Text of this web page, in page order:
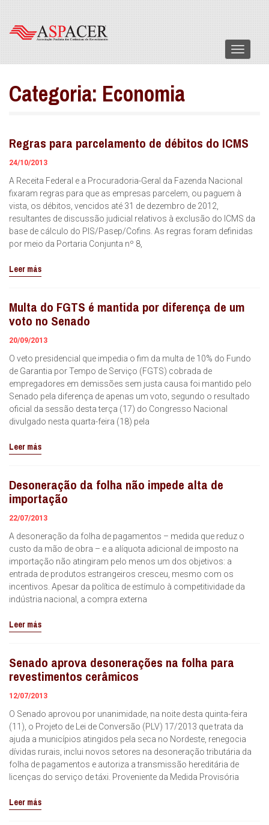
Menu
Categoria: Economia
Regras para parcelamento de débitos do ICMS
24/10/2013
A Receita Federal e a Procuradoria-Geral da Fazenda Nacional
fixaram regras para que as empresas parcelem, ou paguem à
vista, os débitos, vencidos até 31 de dezembro de 2012,
resultantes de discussão judicial relativos à exclusão do ICMS da
base de cálculo do PIS/Pasep/Cofins. As regras foram definidas
por meio da Portaria Conjunta nº 8,
Leer más
Multa do FGTS é mantida por diferença de um
voto no Senado
20/09/2013
O veto presidencial que impedia o fim da multa de 10% do Fundo
de Garantia por Tempo de Serviço (FGTS) cobrada de
empregadores em demissões sem justa causa foi mantido pelo
Senado pela diferença de apenas um voto, segundo o resultado
oficial da sessão desta terça (17) do Congresso Nacional
divulgado nesta quarta-feira (18) pela
Leer más
Desoneração da folha não impede alta de
importação
22/07/2013
A desoneração da folha de pagamentos – medida que reduz o
custo da mão de obra – e a alíquota adicional de imposto na
importação não atingiram pelo menos um dos objetivos: a
entrada de produtos estrangeiros cresceu, mesmo com os
incentivos. Apesar da política de estímulo à competitividade da
indústria nacional, a compra externa
Leer más
Senado aprova desonerações na folha para
revestimentos cerâmicos
12/07/2013
O Senado aprovou por unanimidade, na noite desta quinta-feira
(11), o Projeto de Lei de Conversão (PLV) 17/2013 que trata da
ajuda a municípios atingidos pela seca no Nordeste, renegocia
dívidas rurais, inclui novos setores na desoneração tributária da
folha de pagamentos e autoriza a transmissão hereditária de
licenças do serviço de táxi. Proveniente da Medida Provisória
Leer más